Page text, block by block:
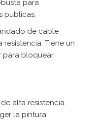
para
publicas.
de cable
Tiene un
para bloquear.
alta resistencia.
la pintura.